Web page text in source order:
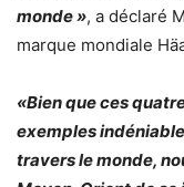
monde », a déclaré
marque mondiale
«Bien que ces
exemples
travers le monde,